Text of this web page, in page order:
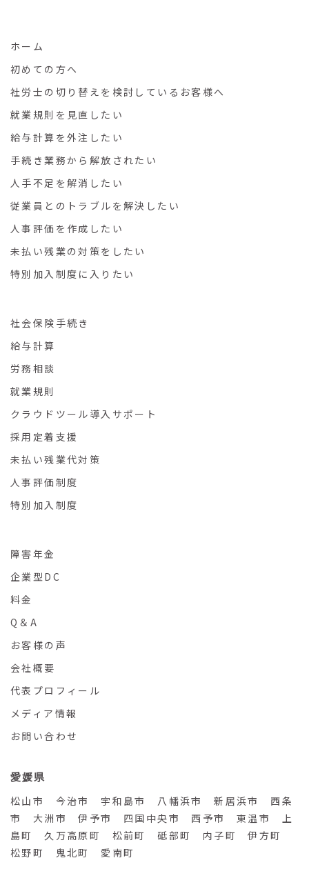
ホーム
初めての方へ
社労士の切り替えを検討しているお客様へ
就業規則を見直したい
給与計算を外注したい
手続き業務から解放されたい
人手不足を解消したい
従業員とのトラブルを解決したい
人事評価を作成したい
未払い残業の対策をしたい
特別加入制度に入りたい
社会保険手続き
給与計算
労務相談
就業規則
クラウドツール導入サポート
採用定着支援
未払い残業代対策
人事評価制度
特別加入制度
障害年金
企業型DC
料金
Q＆A
お客様の声
会社概要
代表プロフィール
メディア情報
お問い合わせ
愛媛県
松山市 今治市 宇和島市 八幡浜市 新居浜市 西条
市 大洲市 伊予市 四国中央市 西予市 東温市 上
島町 久万高原町 松前町 砥部町 内子町 伊方町
松野町 鬼北町 愛南町